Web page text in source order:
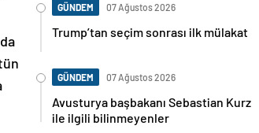
GÜNDEM 07 Ağustos 2026
Trump’tan seçim sonrası ilk mülakat
GÜNDEM 07 Ağustos 2026
Avusturya başbakanı Sebastian Kurz
ile ilgili bilinmeyenler